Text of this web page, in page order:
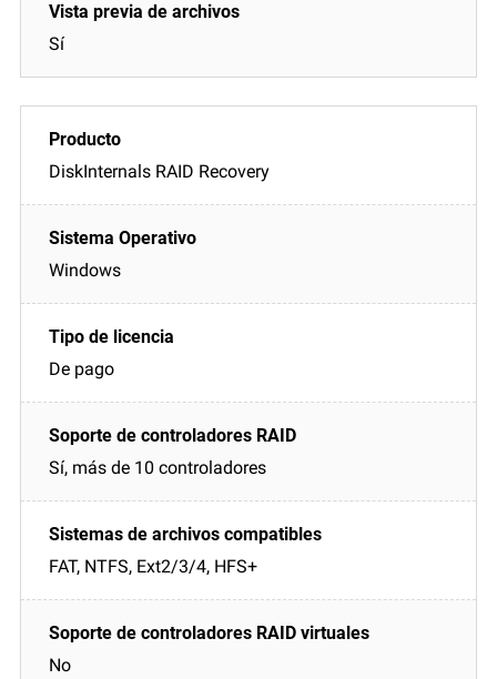
Sí
DiskInternals RAID Recovery
Windows
De pago
Sí, más de 10 controladores
FAT, NTFS, Ext2/3/4, HFS+
No